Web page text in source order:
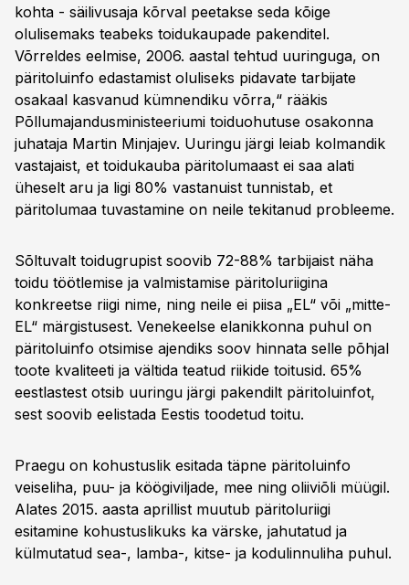
kohta - säilivusaja kõrval peetakse seda kõige
olulisemaks teabeks toidukaupade pakenditel.
Võrreldes eelmise, 2006. aastal tehtud uuringuga, on
päritoluinfo edastamist oluliseks pidavate tarbijate
osakaal kasvanud kümnendiku võrra,“ rääkis
Põllumajandusministeeriumi toiduohutuse osakonna
juhataja Martin Minjajev. Uuringu järgi leiab kolmandik
vastajaist, et toidukauba päritolumaast ei saa alati
üheselt aru ja ligi 80% vastanuist tunnistab, et
päritolumaa tuvastamine on neile tekitanud probleeme.
Sõltuvalt toidugrupist soovib 72-88% tarbijaist näha
toidu töötlemise ja valmistamise päritoluriigina
konkreetse riigi nime, ning neile ei piisa „EL“ või „mitte-
EL“ märgistusest. Venekeelse elanikkonna puhul on
päritoluinfo otsimise ajendiks soov hinnata selle põhjal
toote kvaliteeti ja vältida teatud riikide toitusid. 65%
eestlastest otsib uuringu järgi pakendilt päritoluinfot,
sest soovib eelistada Eestis toodetud toitu.
Praegu on kohustuslik esitada täpne päritoluinfo
veiseliha, puu- ja köögiviljade, mee ning oliiviõli müügil.
Alates 2015. aasta aprillist muutub päritoluriigi
esitamine kohustuslikuks ka värske, jahutatud ja
külmutatud sea-, lamba-, kitse- ja kodulinnuliha puhul.